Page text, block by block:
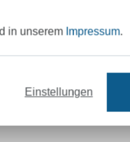
in unserem Impressum.
Einstellungen